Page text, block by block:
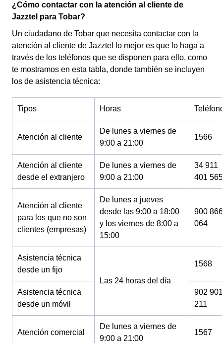
¿Cómo contactar con la atención al cliente de
Jazztel para Tobar?
Un ciudadano de Tobar que necesita contactar con la
atención al cliente de Jazztel lo mejor es que lo haga a
través de los teléfonos que se disponen para ello, como
te mostramos en esta tabla, donde también se incluyen
los de asistencia técnica:
Tipos Horas
Atención al cliente
De lunes a viernes de
9:00 a 21:00
1566
Atención al cliente
desde el extranjero
De lunes a viernes de
9:00 a 21:00
34 911
401
Atención al cliente
para los que no son
clientes (empresas)
De lunes a jueves
desde las 9:00 a 18:00
y los viernes de 8:00 a
15:00
900
064
Asistencia técnica
desde un fijo
Las 24 horas del día
1568
Asistencia técnica
desde un móvil
902
211
Atención comercial
De lunes a viernes de
9:00 a 21:00
1567